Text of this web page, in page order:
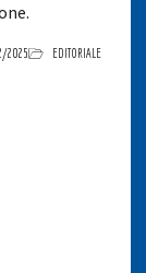
2025 EDITORIALE